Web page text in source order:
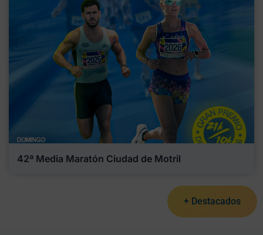
42ª Media Maratón Ciudad de Motril
+ Destacados